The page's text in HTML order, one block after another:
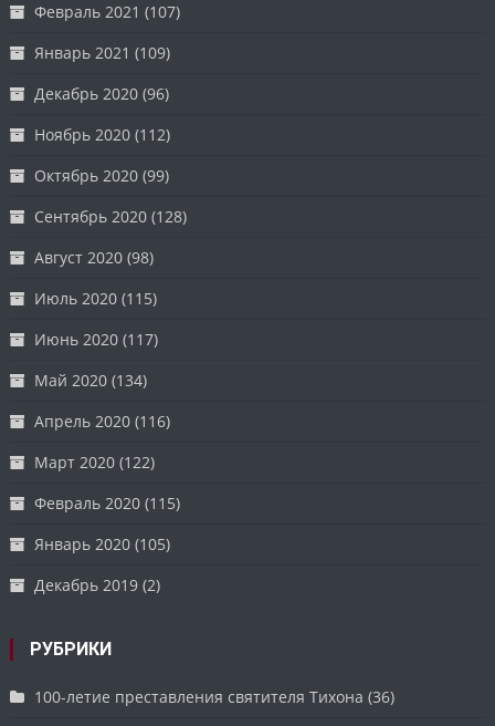
Февраль 2021 (107)
Январь 2021 (109)
Декабрь 2020 (96)
Ноябрь 2020 (112)
Октябрь 2020 (99)
Сентябрь 2020 (128)
Август 2020 (98)
Июль 2020 (115)
Июнь 2020 (117)
Май 2020 (134)
Апрель 2020 (116)
Март 2020 (122)
Февраль 2020 (115)
Январь 2020 (105)
Декабрь 2019 (2)
РУБРИКИ
100-летие преставления святителя Тихона (36)